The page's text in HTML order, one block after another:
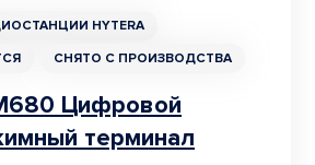
HYTERA
СНЯТО С ПРОИЗВОДСТВА
Цифровой
терминал